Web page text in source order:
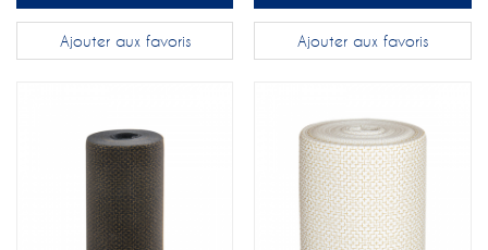
Ajouter aux favoris Ajouter aux favoris